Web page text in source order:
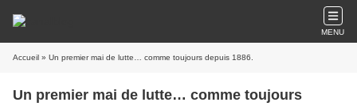
MENU
Accueil » Un premier mai de lutte… comme toujours depuis 1886.
Un premier mai de lutte… comme toujours